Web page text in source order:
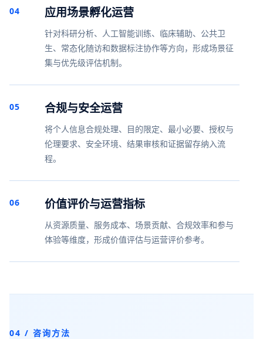
04 应用场景孵化运营
针对科研分析、人工智能训练、临床辅助、公共卫
生、常态化随访和数据标注协作等方向，形成场景征
集与优先级评估机制。
05 合规与安全运营
将个人信息合规处理、目的限定、最小必要、授权与
伦理要求、安全环境、结果审核和证据留存纳入流
程。
06 价值评价与运营指标
从资源质量、服务成本、场景贡献、合规效率和参与
体验等维度，形成价值评估与运营评价参考。
04 / 咨询方法